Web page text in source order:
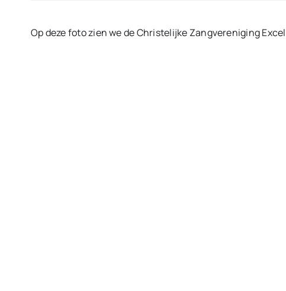
Op deze foto zien we de Christelijke Zangvereniging